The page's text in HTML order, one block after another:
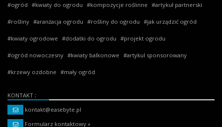
ogród kwiaty do ogrodu kompozycje roślinne artykuł partnerski
rośliny aranżacja ogrodu rośliny do ogrodu jak urządzić ogród
kwiaty ogrodowe dodatki do ogrodu projekt ogrodu
ogród nowoczesny kwiaty balkonowe artykul sponsorowany
krzewy ozdobne mały ogród
KONTAKT
kontakt@easebyte.pl
Formularz kontaktowy »